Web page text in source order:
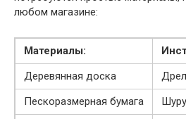
любом магазине:
Материалы:
Деревянная доска
Пескоразмерная бумага